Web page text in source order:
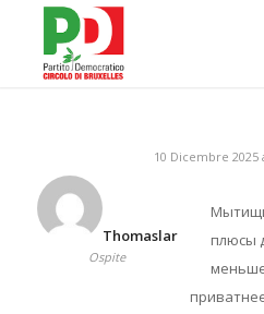
10 Dicembre 2025
Thomaslar
Ospite
плюсы